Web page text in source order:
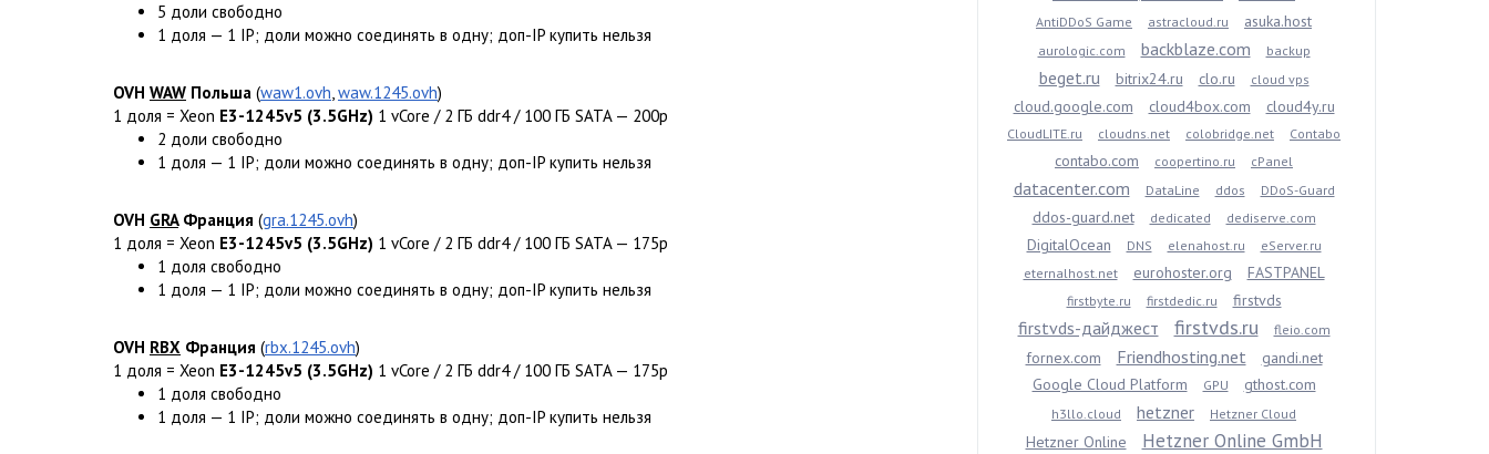
5 доли свободно
1 доля — 1 IP; доли можно соединять в одну; доп-IP купить нельзя
OVH WAW Польша (waw1.ovh waw.1245.ovh)
1 доля = Xeon E3-1245v5 (3.5GHz) 1 vCore / 2 ГБ ddr4 / 100 ГБ SATA — 200р
2 доли свободно
1 доля — 1 IP; доли можно соединять в одну; доп-IP купить нельзя
OVH GRAФранция (gra.1245.ovh)
1 доля = Xeon E3-1245v5 (3.5GHz) 1 vCore / 2 ГБ ddr4 / 100 ГБ SATA — 175р
1 доля свободно
1 доля — 1 IP; доли можно соединять в одну; доп-IP купить нельзя
OVH RBX Франция (rbx.1245.ovh)
1 доля = Xeon E3-1245v5 (3.5GHz) 1 vCore / 2 ГБ ddr4 / 100 ГБ SATA — 175р
1 доля свободно
1 доля — 1 IP; доли можно соединять в одну; доп-IP купить нельзя
AntiDDoS Game astracloud.ru asuka.host
aurologic.com backblaze.com backup
beget.ru bitrix24.ru clo.ru cloud vps
cloud.google.com cloud4box.com cloud4y.ru
CloudLITE.ru cloudns.net colobridge.net Contabo
contabo.com coopertino.ru cPanel
datacenter.com DataLine ddos DDoS-Guard
ddos-guard.net dedicated dediserve.com
DigitalOcean DNS elenahost.ru
eServer.ru
eternalhost.net
eurohoster.org FASTPANEL
firstbyte.ru firstdedic.ru firstvds
firstvds-дайджест firstvds.ru fleio.com
fornex.com Friendhosting.net
gandi.net
Google Cloud Platform
GPU gthost.com
h3llo.cloud hetzner Hetzner Cloud
Hetzner Online Hetzner Online GmbH